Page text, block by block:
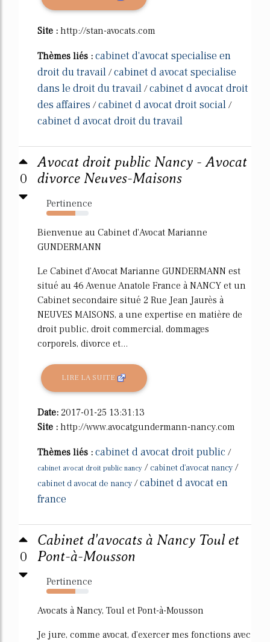
Site : http://stan-avocats.com
Thèmes liés : cabinet d'avocat specialise en
droit du travail /cabinet d avocat specialise
dans le droit du travail /cabinet d avocat droit
des affaires /cabinet d avocat droit social /
cabinet d avocat droit du travail
0
Avocat droit public Nancy - Avocat
divorce Neuves-Maisons
Pertinence
68%
Bienvenue au Cabinet d'Avocat Marianne
GUNDERMANN
Le Cabinet d'Avocat Marianne GUNDERMANN est
situé au 46 Avenue Anatole France à NANCY et un
Cabinet secondaire situé 2 Rue Jean Jaurès à
NEUVES MAISONS, a une expertise en matière de
droit public, droit commercial, dommages
corporels, divorce et...
LIRE LA SUITE
Date: 2017-01-25 13:31:13
Site : http://www.avocatgundermann-nancy.com
Thèmes liés : cabinet d avocat droit public /
cabinet avocat droit public nancy / cabinet d'avocat nancy /
cabinet d avocat de nancy /cabinet d avocat en
france
0
Cabinet d'avocats à Nancy Toul et
Pont-à-Mousson
Pertinence
68%
Avocats à Nancy, Toul et Pont-à-Mousson
Je jure, comme avocat, d'exercer mes fonctions avec